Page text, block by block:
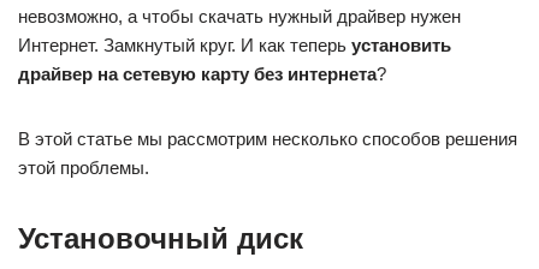
невозможно, а чтобы скачать нужный драйвер нужен
Интернет. Замкнутый круг. И как теперь установить
драйвер на сетевую карту без интернета?
В этой статье мы рассмотрим несколько способов решения
этой проблемы.
Установочный диск